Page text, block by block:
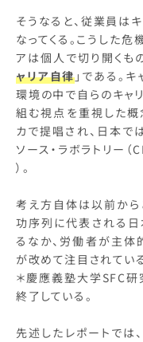
そうなると、従業員は
なってくる。こうした
アは個人で切り開くも
ャリア自律」である。
環境の中で自らのキャ
組む視点を重視した概
カで提唱され、日本で
ソース・ラボラトリー
）。
考え方自体は以前から
功序列に代表される
るなか、労働者が主体
が改めて注目されてい
＊慶應義塾大学SFC
終了している。
先述したレポートでは